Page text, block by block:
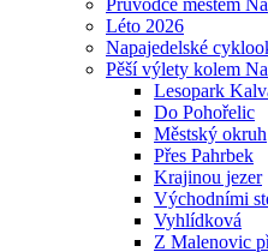
Průvodce městem
Léto 2026
Napajedelské
Pěší výlety kolem
Lesopark
Do Pohořelic
Městský okruh
Přes Pahrbek
Krajinou jezer
Východními
Vyhlídková
Z Malenovic